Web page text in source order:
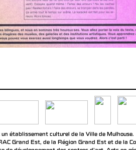
établissement culturel de la Ville de Mulhouse.
Grand Est, de la Région Grand Est et de la